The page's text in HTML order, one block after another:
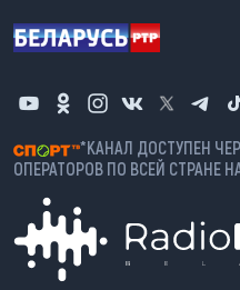
*КАНАЛ ДОСТУПЕН
ОПЕРАТОРОВ ПО ВСЕЙ СТРАНЕ